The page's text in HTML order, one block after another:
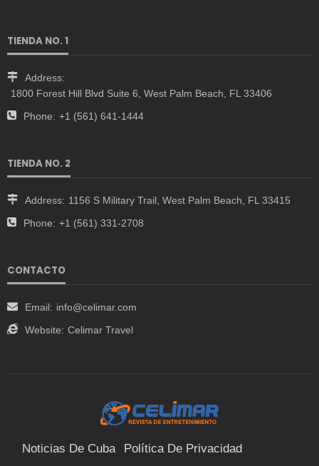
TIENDA NO. 1
Address:
1800 Forest Hill Blvd Suite 6, West Palm Beach, FL 33406
Phone: +1 (561) 641-1444
TIENDA NO. 2
Address: 1156 S Military Trail, West Palm Beach, FL 33415
Phone: +1 (561) 331-2708
CONTACTO
Email: info@celimar.com
Website: Celimar Travel
Noticias De Cuba Política De Privacidad